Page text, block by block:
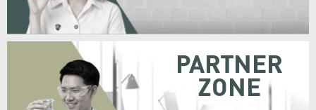
PARTNER
ZONE